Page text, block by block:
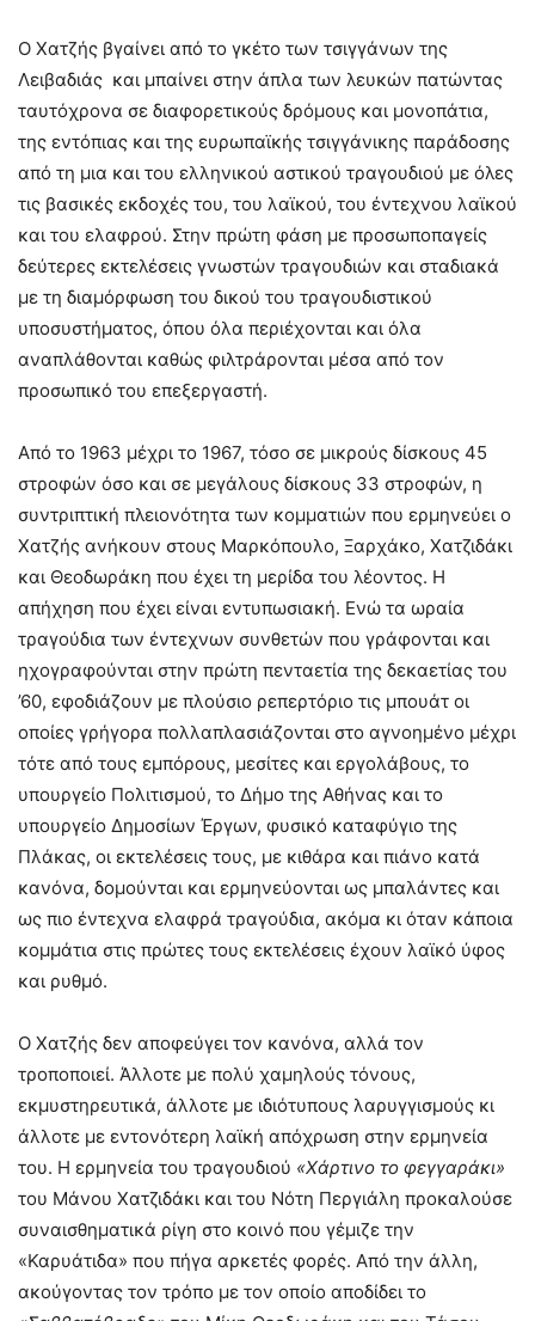
Ο Χατζής βγαίνει από το γκέτο των τσιγγάνων της
Λειβαδιάς και μπαίνει στην άπλα των λευκών πατώντας
ταυτόχρονα σε διαφορετικούς δρόμους και μονοπάτια,
της εντόπιας και της ευρωπαϊκής τσιγγάνικης παράδοσης
από τη μια και του ελληνικού αστικού τραγουδιού με όλες
τις βασικές εκδοχές του, του λαϊκού, του έντεχνου λαϊκού
και του ελαφρού. Στην πρώτη φάση με προσωποπαγείς
δεύτερες εκτελέσεις γνωστών τραγουδιών και σταδιακά
με τη διαμόρφωση του δικού του τραγουδιστικού
υποσυστήματος, όπου όλα περιέχονται και όλα
αναπλάθονται καθώς φιλτράρονται μέσα από τον
προσωπικό του επεξεργαστή.
Από το 1963 μέχρι το 1967, τόσο σε μικρούς δίσκους 45
στροφών όσο και σε μεγάλους δίσκους 33 στροφών, η
συντριπτική πλειονότητα των κομματιών που ερμηνεύει ο
Χατζής ανήκουν στους Μαρκόπουλο, Ξαρχάκο, Χατζιδάκι
και Θεοδωράκη που έχει τη μερίδα του λέοντος. Η
απήχηση που έχει είναι εντυπωσιακή. Ενώ τα ωραία
τραγούδια των έντεχνων συνθετών που γράφονται και
ηχογραφούνται στην πρώτη πενταετία της δεκαετίας του
’60, εφοδιάζουν με πλούσιο ρεπερτόριο τις μπουάτ οι
οποίες γρήγορα πολλαπλασιάζονται στο αγνοημένο μέχρι
τότε από τους εμπόρους, μεσίτες και εργολάβους, το
υπουργείο Πολιτισμού, το Δήμο της Αθήνας και το
υπουργείο Δημοσίων Έργων, φυσικό καταφύγιο της
Πλάκας, οι εκτελέσεις τους, με κιθάρα και πιάνο κατά
κανόνα, δομούνται και ερμηνεύονται ως μπαλάντες και
ως πιο έντεχνα ελαφρά τραγούδια, ακόμα κι όταν κάποια
κομμάτια στις πρώτες τους εκτελέσεις έχουν λαϊκό ύφος
και ρυθμό.
Ο Χατζής δεν αποφεύγει τον κανόνα, αλλά τον
τροποποιεί. Άλλοτε με πολύ χαμηλούς τόνους,
εκμυστηρευτικά, άλλοτε με ιδιότυπους λαρυγγισμούς κι
άλλοτε με εντονότερη λαϊκή απόχρωση στην ερμηνεία
του. Η ερμηνεία του τραγουδιού «Χάρτινο το φεγγαράκι»
του Μάνου Χατζιδάκι και του Νότη Περγιάλη προκαλούσε
συναισθηματικά ρίγη στο κοινό που γέμιζε την
«Καρυάτιδα» που πήγα αρκετές φορές. Από την άλλη,
ακούγοντας τον τρόπο με τον οποίο αποδίδει το